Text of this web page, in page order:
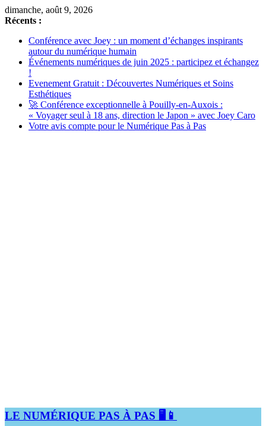
Passer
au
dimanche, août 9, 2026
Récents :
Conférence avec Joey : un moment d’échanges inspirants
autour du numérique humain
Événements numériques de juin 2025 : participez et échangez
!
Evenement Gratuit : Découvertes Numériques et Soins
Esthétiques
🚀 Conférence exceptionnelle à Pouilly-en-Auxois :
« Voyager seul à 18 ans, direction le Japon » avec Joey Caro
Votre avis compte pour le Numérique Pas à Pas
LE NUMÉRIQUE PAS À PAS 🖥️📱